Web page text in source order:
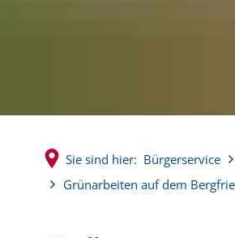
Sie sind hier: Bürgerservice
Grünarbeiten auf dem